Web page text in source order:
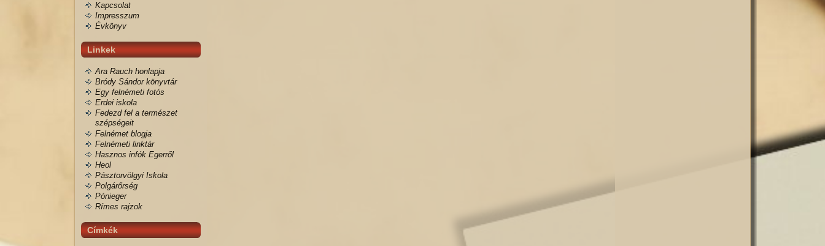
Kapcsolat
Impresszum
Évkönyv
Linkek
Ara Rauch honlapja
Bródy Sándor könyvtár
Egy felnémeti fotós
Erdei iskola
Fedezd fel a természet
szépségeit
Felnémet blogja
Felnémeti linktár
Hasznos infók Egerről
Heol
Pásztorvölgyi Iskola
Polgárőrség
Pónieger
Rímes rajzok
Címkék